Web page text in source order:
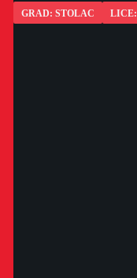
GRAD: STOLAC